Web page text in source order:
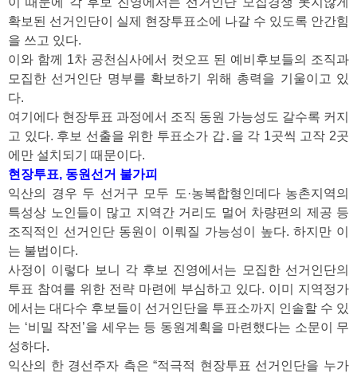
확보된 선거인단이 실제 현장투표소에 나갈 수 있도록 안간힘
을 쓰고 있다.
이와 함께 1차 공천심사에서 컷오프 된 예비후보들의 조직과
모집한 선거인단 명부를 확보하기 위해 총력을 기울이고 있
다.
여기에다 현장투표 과정에서 조직 동원 가능성도 갈수록 커지
고 있다. 후보 선출을 위한 투표소가 갑․을 각 1곳씩 고작 2곳
에만 설치되기 때문이다.
현장투표, 동원선거 불가피
익산의 경우 두 선거구 모두 도·농복합형인데다 농촌지역의
특성상 노인들이 많고 지역간 거리도 멀어 차량편의 제공 등
조직적인 선거인단 동원이 이뤄질 가능성이 높다. 하지만 이
는 불법이다.
사정이 이렇다 보니 각 후보 진영에서는 모집한 선거인단의
투표 참여를 위한 전략 마련에 부심하고 있다. 이미 지역정가
에서는 대다수 후보들이 선거인단을 투표소까지 인솔할 수 있
는 ‘비밀 작전’을 세우는 등 동원계획을 마련했다는 소문이 무
성하다.
익산의 한 경선주자 측은 “적극적 현장투표 선거인단을 누가